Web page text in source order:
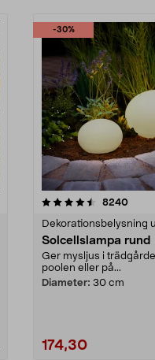
-30%
8240
Dekorationsbelysning
Solcellslampa rund
Ger mysljus i
poolen eller på...
Diameter: 30 cm
174,30
4.5 av 5